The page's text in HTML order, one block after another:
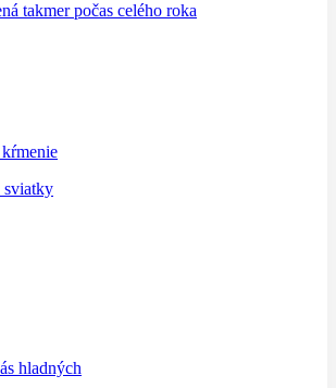
takmer počas celého roka
sviatky
hladných